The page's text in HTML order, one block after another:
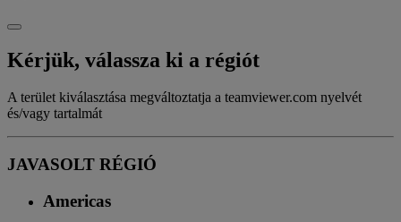
Kérjük, válassza ki a régiót
A terület kiválasztása megváltoztatja a teamviewer.com nyelvét
és/vagy tartalmát
JAVASOLT RÉGIÓ
Americas